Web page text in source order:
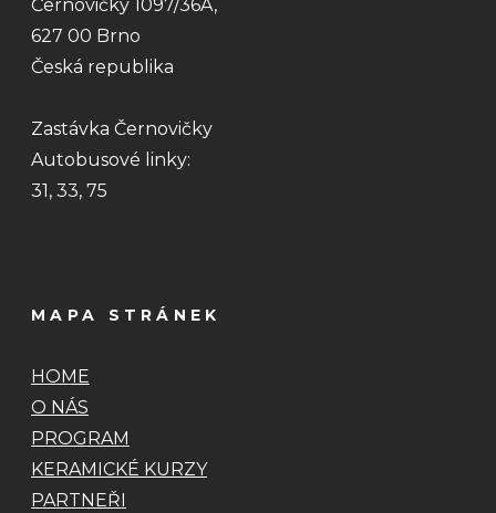
Černovičky 1097/36A,
627 00 Brno
Česká republika
Zastávka Černovičky
Autobusové linky:
31, 33, 75
MAPA STRÁNEK
HOME
O NÁS
PROGRAM
KERAMICKÉ KURZY
PARTNEŘI